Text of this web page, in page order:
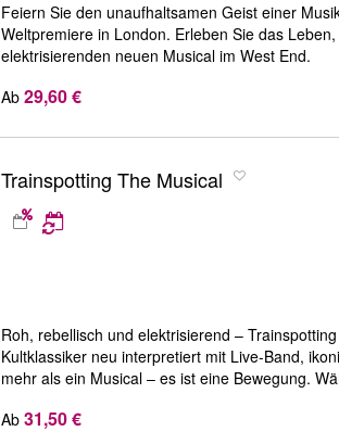
Feiern Sie den unaufhaltsamen Geist einer
Weltpremiere in London. Erleben Sie das
elektrisierenden neuen Musical im West End.
Ab 29,60 €
Trainspotting The Musical
Roh, rebellisch und elektrisierend –
Kultklassiker neu interpretiert mit Live-Band,
mehr als ein Musical – es ist eine Bewegung.
Ab 31,50 €